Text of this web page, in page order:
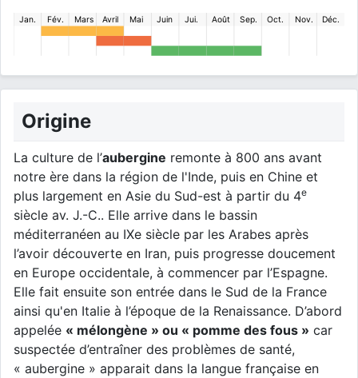
Jan. Fév. Mars Avril Mai Juin Jui. Août Sep. Oct. Nov. Déc.
Origine
La culture de l’aubergine remonte à 800 ans avant
notre ère dans la région de l'Inde, puis en Chine et
plus largement en Asie du Sud-est à partir du 4e
siècle av. J.-C.. Elle arrive dans le bassin
méditerranéen au IXe siècle par les Arabes après
l’avoir découverte en Iran, puis progresse doucement
en Europe occidentale, à commencer par l’Espagne.
Elle fait ensuite son entrée dans le Sud de la France
ainsi qu'en Italie à l’époque de la Renaissance. D’abord
appelée « mélongène » ou « pomme des fous » car
suspectée d’entraîner des problèmes de santé,
« aubergine » apparait dans la langue française en